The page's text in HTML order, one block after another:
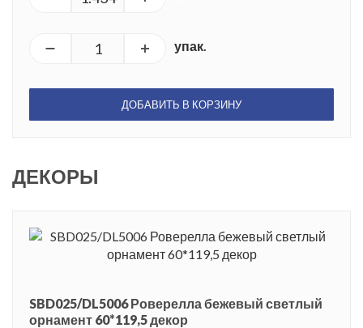
упак.
ДОБАВИТЬ В КОРЗИНУ
ДЕКОРЫ
SBD025/DL5006 Роверелла бежевый светлый
орнамент 60*119,5 декор